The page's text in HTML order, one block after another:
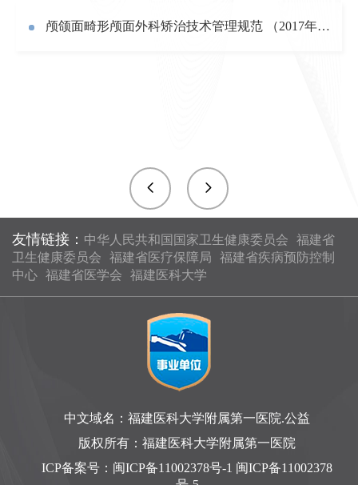
颅颌面畸形颅面外科矫治技术管理规范 （2017年版）
友情链接： 中华人民共和国国家卫生健康委员会
福建省
卫生健康委员会
福建省医疗保障局
福建省疾病预防控制
中心 福建省医学会 福建医科大学
中文域名：福建医科大学附属第一医院.公益
版权所有：福建医科大学附属第一医院
ICP备案号： 闽ICP备11002378号-1 闽ICP备11002378